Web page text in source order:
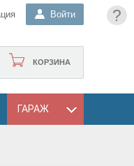
?
Войти
КОРЗИНА
ГАРАЖ